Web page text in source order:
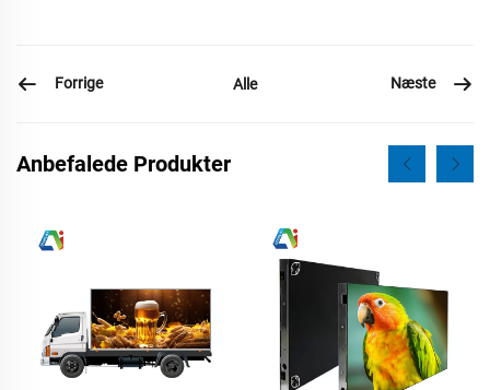
Forrige Alle Næste
Anbefalede Produkter